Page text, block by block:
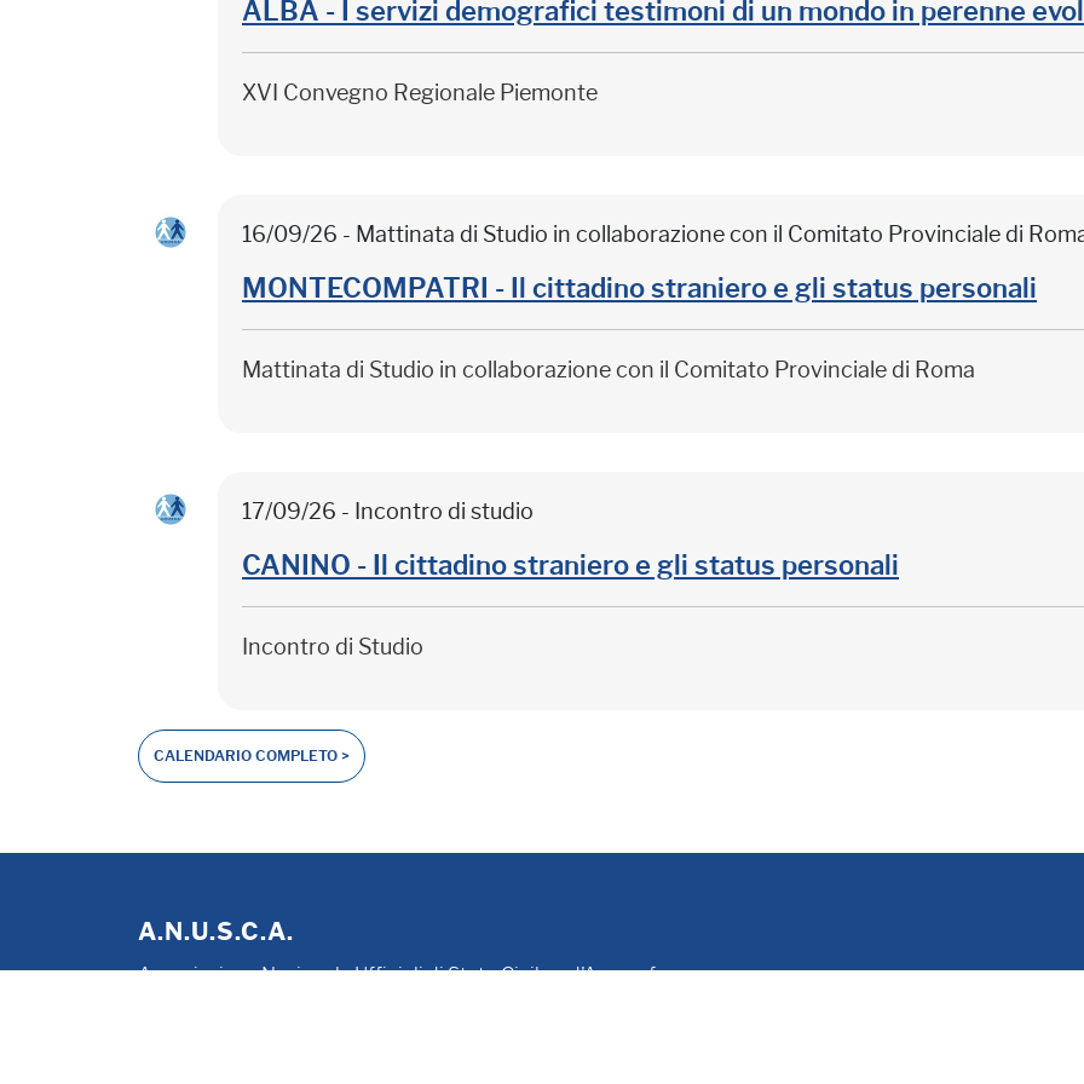
ALBA - I servizi demografici testimoni di un mondo in perenne
XVI Convegno Regionale Piemonte
16/09/26 - Mattinata di Studio in collaborazione con il Comitato Provinciale di
MONTECOMPATRI - Il cittadino straniero e gli status personali
Mattinata di Studio in collaborazione con il Comitato Provinciale di Roma
17/09/26 - Incontro di studio
CANINO - Il cittadino straniero e gli status personali
Incontro di Studio
CALENDARIO COMPLETO >
A.N.U.S.C.A.
Associazione Nazionale Ufficiali di Stato Civile e d'Anagrafe